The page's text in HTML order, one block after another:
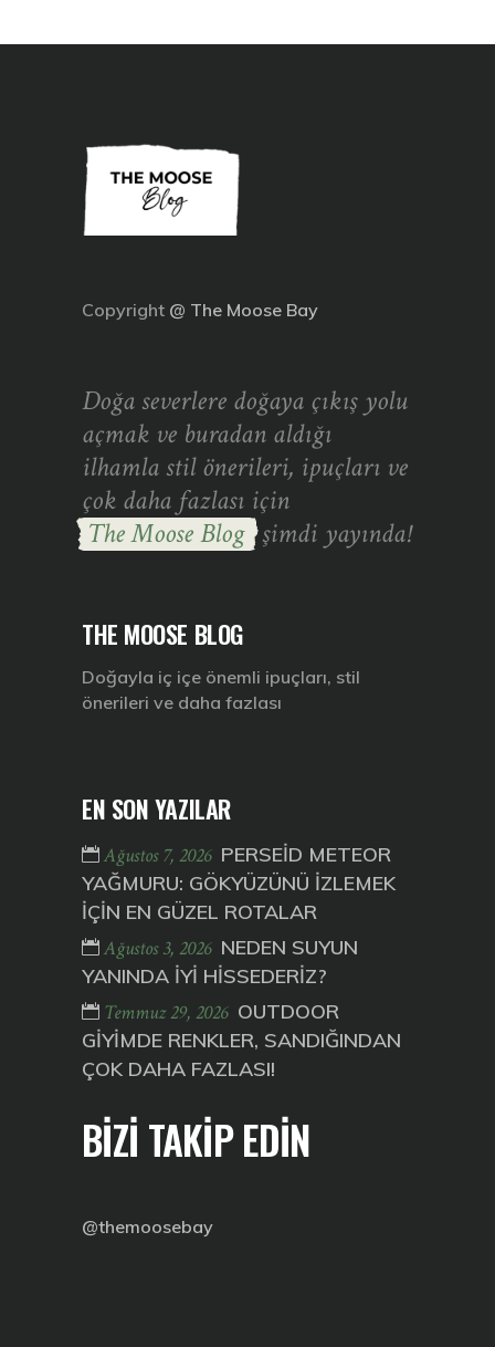
Copyright @ The Moose Bay
Doğa severlere doğaya çıkış yolu
açmak ve buradan aldığı
ilhamla stil önerileri, ipuçları ve
çok daha fazlası için
The Moose Blog şimdi yayında!
THE MOOSE BLOG
Doğayla iç içe önemli ipuçları, stil
önerileri ve daha fazlası
EN SON YAZILAR
Ağustos 7, 2026 PERSEİD METEOR
YAĞMURU: GÖKYÜZÜNÜ İZLEMEK
İÇİN EN GÜZEL ROTALAR
Ağustos 3, 2026 NEDEN SUYUN
YANINDA İYİ HİSSEDERİZ?
Temmuz 29, 2026 OUTDOOR
GİYİMDE RENKLER, SANDIĞINDAN
ÇOK DAHA FAZLASI!
BİZİ TAKİP EDİN
@themoosebay